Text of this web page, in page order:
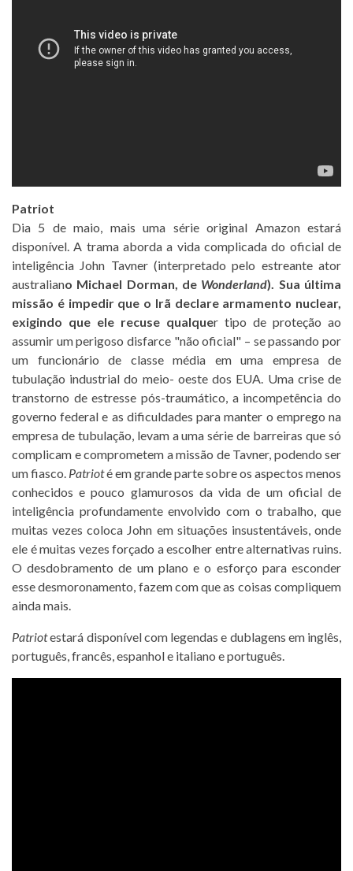
Patriot
Dia 5 de maio, mais uma série original Amazon estará
disponível. A trama aborda a vida complicada do oficial de
inteligência John Tavner (interpretado pelo estreante ator
australiano Michael Dorman, de Wonderland). Sua última
missão é impedir que o Irã declare armamento nuclear,
exigindo que ele recuse qualquer tipo de proteção ao
assumir um perigoso disfarce "não oficial" – se passando por
um funcionário de classe média em uma empresa de
tubulação industrial do meio- oeste dos EUA. Uma crise de
transtorno de estresse pós-traumático, a incompetência do
governo federal e as dificuldades para manter o emprego na
empresa de tubulação, levam a uma série de barreiras que só
complicam e comprometem a missão de Tavner, podendo ser
um fiasco. Patrioté em grande parte sobre os aspectos menos
conhecidos e pouco glamurosos da vida de um oficial de
inteligência profundamente envolvido com o trabalho, que
muitas vezes coloca John em situações insustentáveis, onde
ele é muitas vezes forçado a escolher entre alternativas ruins.
O desdobramento de um plano e o esforço para esconder
esse desmoronamento, fazem com que as coisas compliquem
ainda mais.
Patriotestará disponível com legendas e dublagens em inglês,
português, francês, espanhol e italiano e português.